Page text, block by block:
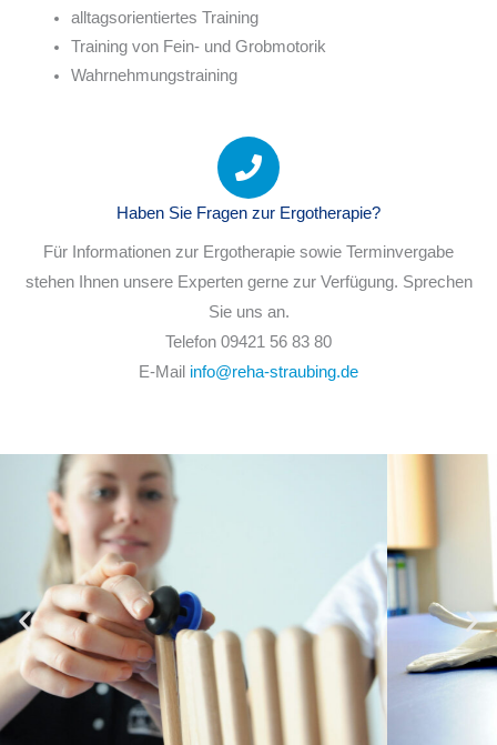
alltagsorientiertes Training
Training von Fein- und Grobmotorik
Wahrnehmungstraining
Haben Sie Fragen zur Ergotherapie?
Für Informationen zur Ergotherapie sowie Terminvergabe
stehen Ihnen unsere Experten gerne zur Verfügung. Sprechen
Sie uns an.
Telefon 09421 56 83 80
E-Mail info@reha-straubing.de